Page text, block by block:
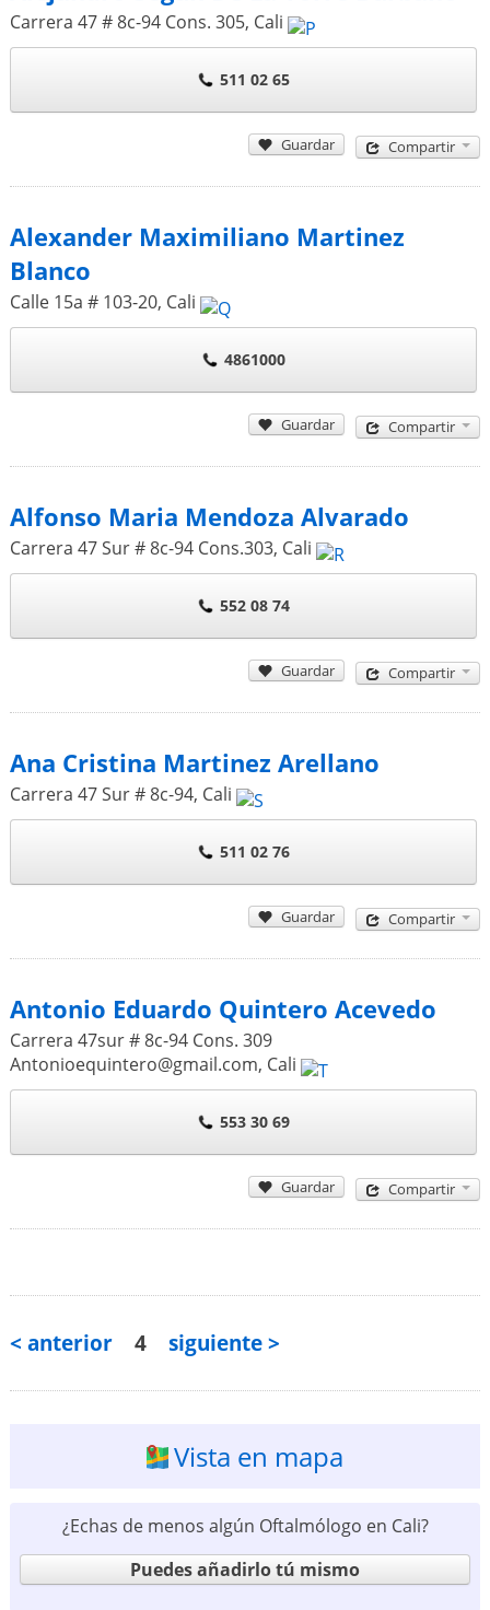
Carrera 47 # 8c-94 Cons. 305, Cali
511 02 65
Guardar Compartir
Alexander Maximiliano Martinez
Blanco
Calle 15a # 103-20, Cali
4861000
Guardar Compartir
Alfonso Maria Mendoza Alvarado
Carrera 47 Sur # 8c-94 Cons.303, Cali
552 08 74
Guardar Compartir
Ana Cristina Martinez Arellano
Carrera 47 Sur # 8c-94, Cali
511 02 76
Guardar Compartir
Antonio Eduardo Quintero Acevedo
Carrera 47sur # 8c-94 Cons. 309
Antonioequintero@gmail.com, Cali
553 30 69
Guardar Compartir
< anterior 4 siguiente >
Vista en mapa
¿Echas de menos algún Oftalmólogo en Cali?
Puedes añadirlo tú mismo